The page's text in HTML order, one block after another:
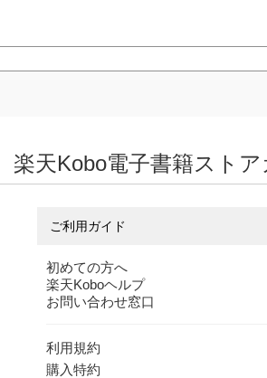
楽天Kobo電子書籍ストア
ご利用ガイド
初めての方へ
楽天Koboヘルプ
お問い合わせ窓口
利用規約
購入特約